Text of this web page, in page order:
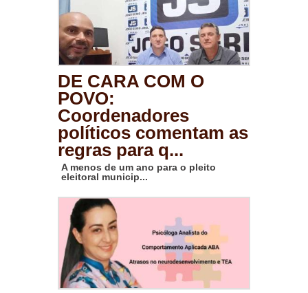
DE CARA COM O
POVO:
Coordenadores
políticos comentam as
regras para q...
A menos de um ano para o pleito
eleitoral municip...